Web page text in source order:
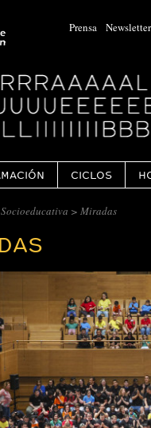
Prensa Newsletter
CICLOS
> Miradas